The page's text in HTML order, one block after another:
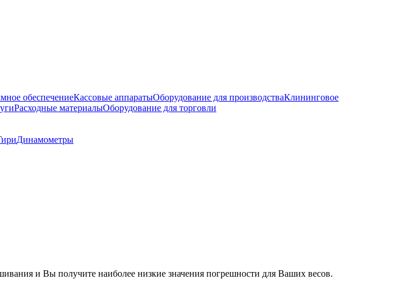
обеспечениеКассовые аппаратыОборудование для производстваКлининговое
Расходные материалыОборудование для торговли
Динамометры
и Вы получите наиболее низкие значения погрешности для Ваших весов.